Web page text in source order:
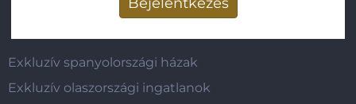
Exkluzív spanyolországi házak
Exkluzív olaszországi ingatlanok